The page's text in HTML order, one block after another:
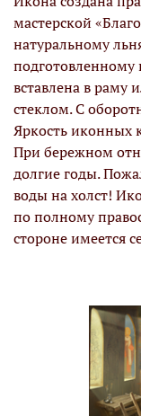
мастерской
натуральному
подготовленному
вставлена в
стеклом. С
Яркость иконных
При бережном
долгие годы.
воды на холст!
по полному
стороне имеется